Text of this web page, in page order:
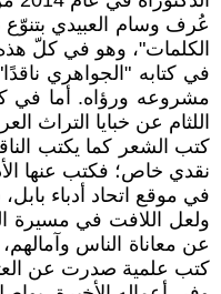
عُرف وسام العبيدي بتنوّع
الكلمات"، وهو في كلّ
اللثام عن خبايا التراث
نقدي خاص؛ فكتب عنها
في موقع اتحاد أدباء
ولعل اللافت في مسيرة
عن معاناة الناس
كتب علمية صدرت عن